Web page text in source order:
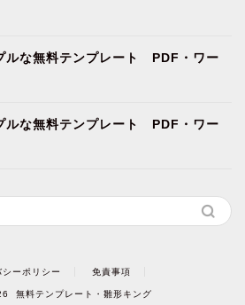
ルな無料テンプレート PDF・ワー
ルな無料テンプレート PDF・ワー
シーポリシー 免責事項
無料テンプレート・雛形キング